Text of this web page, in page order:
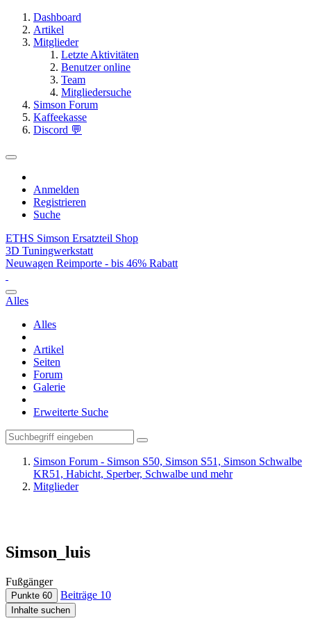
Dashboard
Artikel
Mitglieder
Letzte Aktivitäten
Benutzer online
Team
Mitgliedersuche
Simson Forum
Kaffeekasse
Discord 💬
Anmelden
Registrieren
Suche
ETHS Simson Ersatzteil Shop
3D Tuningwerkstatt
Neuwagen Reimporte - bis 46% Rabatt
Alles
Alles
Artikel
Seiten
Forum
Galerie
Erweiterte Suche
Simson Forum - Simson S50, Simson S51, Simson Schwalbe
KR51, Habicht, Sperber, Schwalbe und mehr
Mitglieder
Simson_luis
Fußgänger
Punkte 60 Beiträge 10
Inhalte suchen